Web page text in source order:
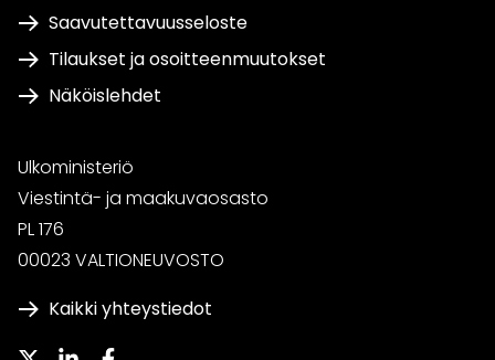
Saavutettavuusseloste
Tilaukset ja osoitteenmuutokset
Näköislehdet
Ulkoministeriö
Viestintä- ja maakuvaosasto
PL 176
00023 VALTIONEUVOSTO
Kaikki yhteystiedot